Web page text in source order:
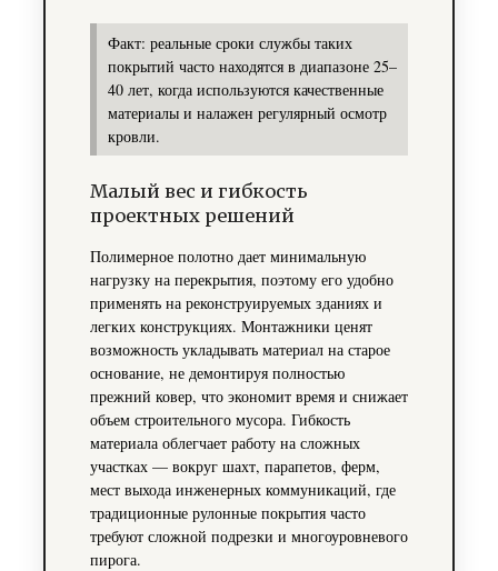
Факт: реальные сроки службы таких
покрытий часто находятся в диапазоне 25–
40 лет, когда используются качественные
материалы и налажен регулярный осмотр
кровли.
Малый вес и гибкость
проектных решений
Полимерное полотно дает минимальную
нагрузку на перекрытия, поэтому его удобно
применять на реконструируемых зданиях и
легких конструкциях. Монтажники ценят
возможность укладывать материал на старое
основание, не демонтируя полностью
прежний ковер, что экономит время и снижает
объем строительного мусора. Гибкость
материала облегчает работу на сложных
участках — вокруг шахт, парапетов, ферм,
мест выхода инженерных коммуникаций, где
традиционные рулонные покрытия часто
требуют сложной подрезки и многоуровневого
пирога.